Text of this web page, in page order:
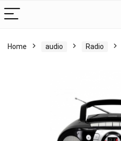
Home audio Radio